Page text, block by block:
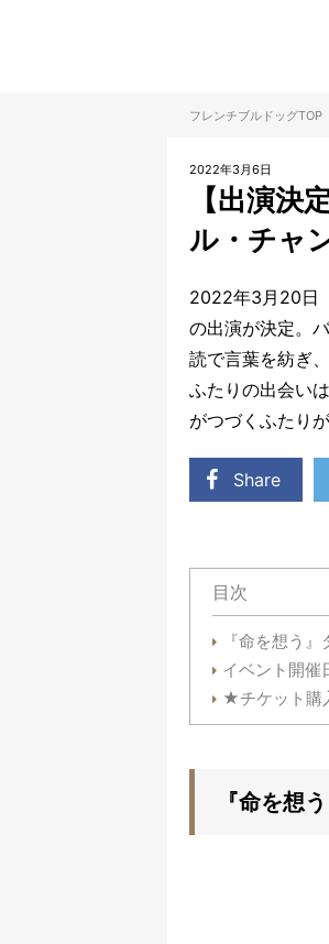
フレンチブルドッグTOP
2022年3月6日
【出演決
ル・チャ
2022年3月20日
の出演が決定。
読で言葉を紡ぎ
ふたりの出会い
がつづくふたり
Share
目次
『命を想う
イベント開催
★チケット購
『命を想